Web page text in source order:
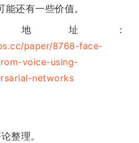
还有一些价值。
地址：
paper/8768-face-
voice-using-
networks
整理。